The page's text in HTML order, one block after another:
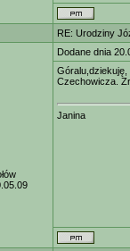
RE: Urodziny
Dodane dnia
Góralu,dziekuję,
Czechowicza.
Janina